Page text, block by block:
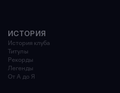
ИСТОРИЯ
История клуба
Титулы
Рекорды
Легенды
От А до Я